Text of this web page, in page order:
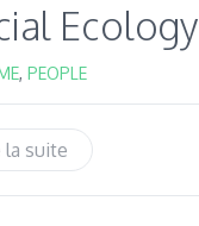
Ecology
, PEOPLE
la suite